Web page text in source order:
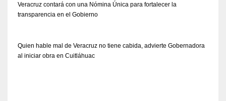
Veracruz contará con una Nómina Única para fortalecer la
transparencia en el Gobierno
Quien hable mal de Veracruz no tiene cabida, advierte Gobernadora
al iniciar obra en Cuitláhuac